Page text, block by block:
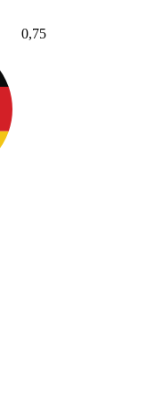
0,75